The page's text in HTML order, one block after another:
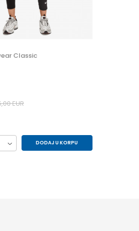
Classic
EUR
DODAJ U KORPU